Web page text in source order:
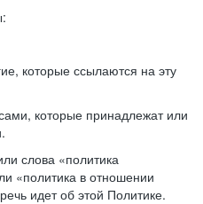
которые ссылаются на эту
которые принадлежат или
слова «политика
«политика в отношении
идет об этой Политике.